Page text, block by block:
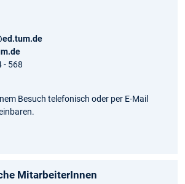
- 568
Besuch telefonisch oder per E-Mail
MitarbeiterInnen